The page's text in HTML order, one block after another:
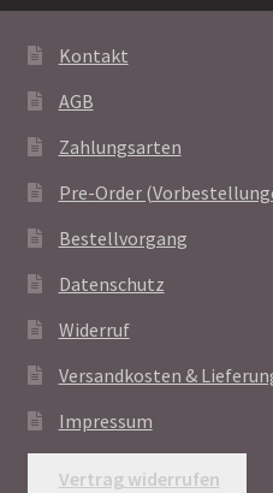
Kontakt
AGB
Zahlungsarten
Pre-Order
Bestellvorgang
Datenschutz
Widerruf
Versandkosten &
Impressum
Vertrag widerrufen